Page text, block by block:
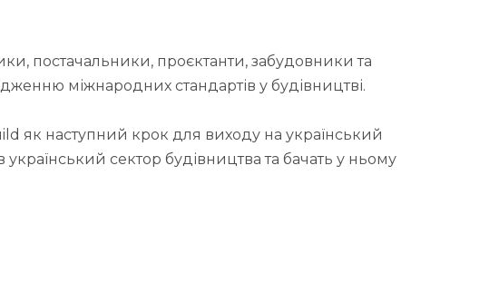
постачальники, проєктанти, забудовники та
міжнародних стандартів у будівництві.
як наступний крок для виходу на український
сектор будівництва та бачать у ньому